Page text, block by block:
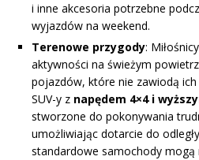
i inne akcesoria potrzebne
wyjazdów na weekend.
Terenowe przygody:
aktywności na świeżym
pojazdów, które nie zawiodą
SUV-y z napędem 4×4 i
stworzone do pokonywania
umożliwiając dotarcie do
standardowe samochody mogą